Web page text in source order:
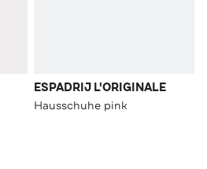
ESPADRIJ L'ORIGINALE
Hausschuhe pink